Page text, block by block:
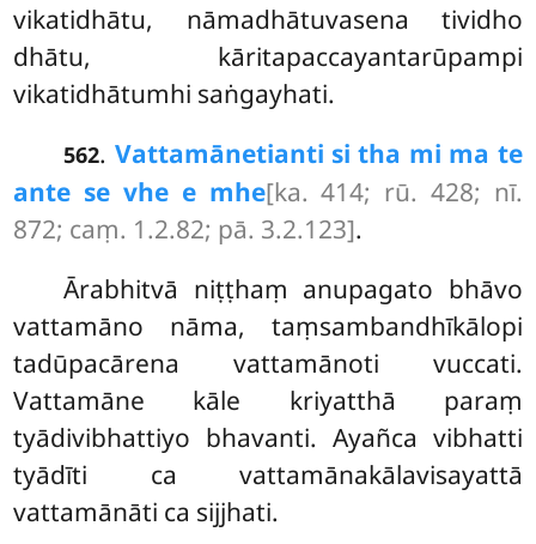
vikatidhātu, nāmadhātuvasena tividho
dhātu, kāritapaccayantarūpampi
vikatidhātumhi saṅgayhati.
562. Vattamānetianti si tha mi ma te
ante se vhe e mhe[ka. 414; rū. 428; nī.
872; caṃ. 1.2.82; pā. 3.2.123].
Ārabhitvā niṭṭhaṃ anupagato bhāvo
vattamāno nāma, taṃsambandhīkālopi
tadūpacārena vattamānoti vuccati.
Vattamāne kāle kriyatthā paraṃ
tyādivibhattiyo bhavanti. Ayañca vibhatti
tyādīti ca vattamānakālavisayattā
vattamānāti ca sijjhati.